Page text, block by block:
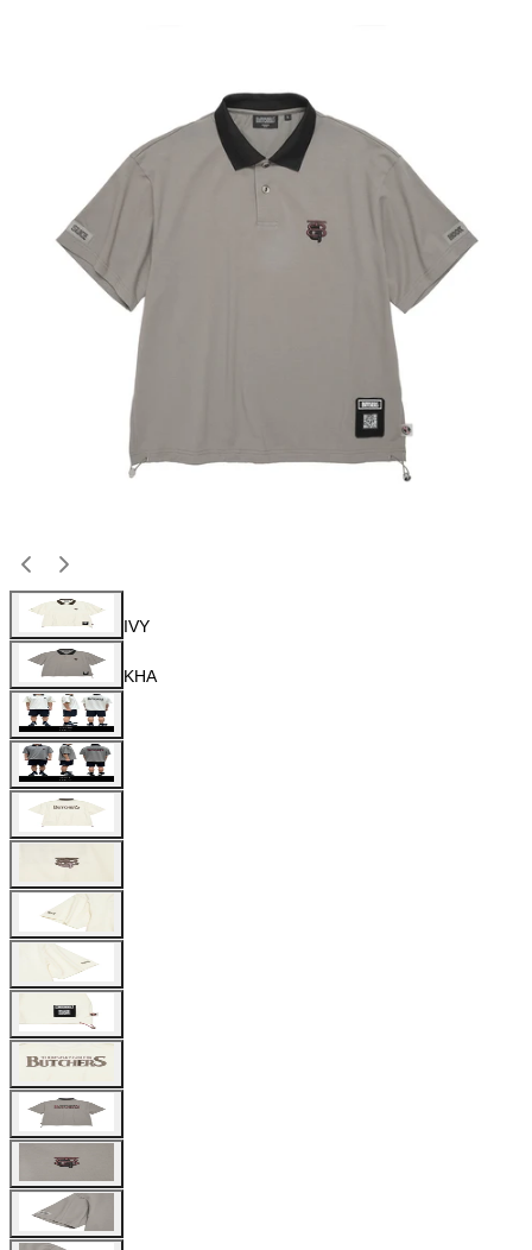
IVY
KHA